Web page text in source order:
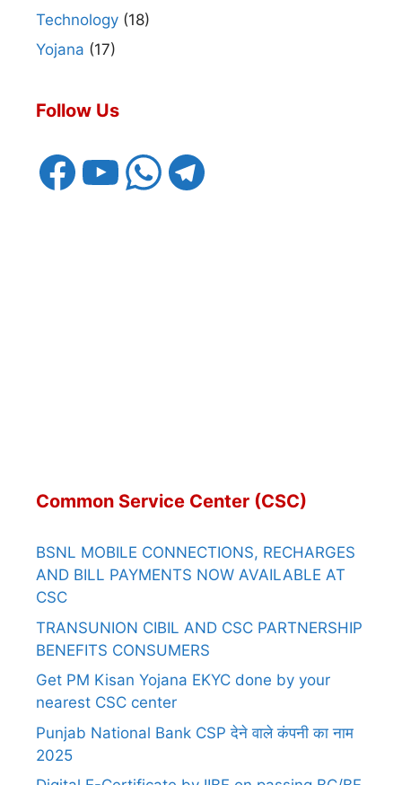
Technology (18)
Yojana (17)
Follow Us
FacebookYouTubeWhatsAppTelegram
Common Service Center (CSC)
BSNL MOBILE CONNECTIONS, RECHARGES
AND BILL PAYMENTS NOW AVAILABLE AT
CSC
TRANSUNION CIBIL AND CSC PARTNERSHIP
BENEFITS CONSUMERS
Get PM Kisan Yojana EKYC done by your
nearest CSC center
Punjab National Bank CSP देने वाले कंपनी का नाम
2025